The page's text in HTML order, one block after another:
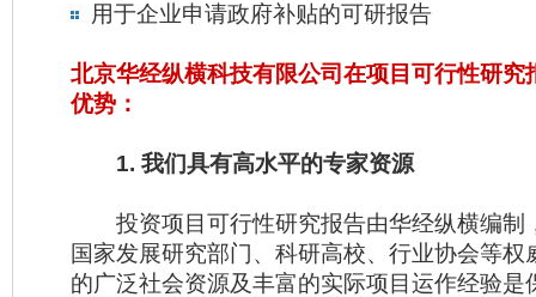
用于企业申请政府补贴的可研报告
北京华经纵横科技有限公司在项目可行性研究
优势：
1. 我们具有高水平的专家资源
投资项目可行性研究报告由华经纵横编制
国家发展研究部门、科研高校、行业协会等权
的广泛社会资源及丰富的实际项目运作经验是